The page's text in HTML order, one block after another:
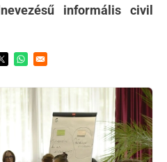
informális civil
in a new window
Opens in a new window
Opens in a new window